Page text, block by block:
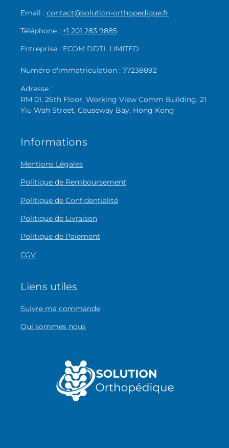
Email : contact@solution-orthopedique.fr
Téléphone : +1 201 283 9885
Entreprise : ECOM DDTL LIMITED
Numéro d'immatriculation : 77238892
Adresse :
RM 01, 26th Floor, Working View Comm Building, 21
Yiu Wah Street, Causeway Bay, Hong Kong
Informations
Mentions Légales
Politique de Remboursement
Politique de Confidentialité
Politique de Livraison
Politique de Paiement
CGV
Liens utiles
Suivre ma commande
Qui sommes nous